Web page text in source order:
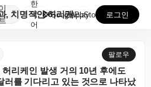
연방 감사 결과, 치명적인 허리케인 발생 거의 10년 ...
한
국
어
GooglePlay
AppStore 로그인
팔로우
리케인 발생 거의 10년 후에도
러를 기다리고 있는 것으로 나타났